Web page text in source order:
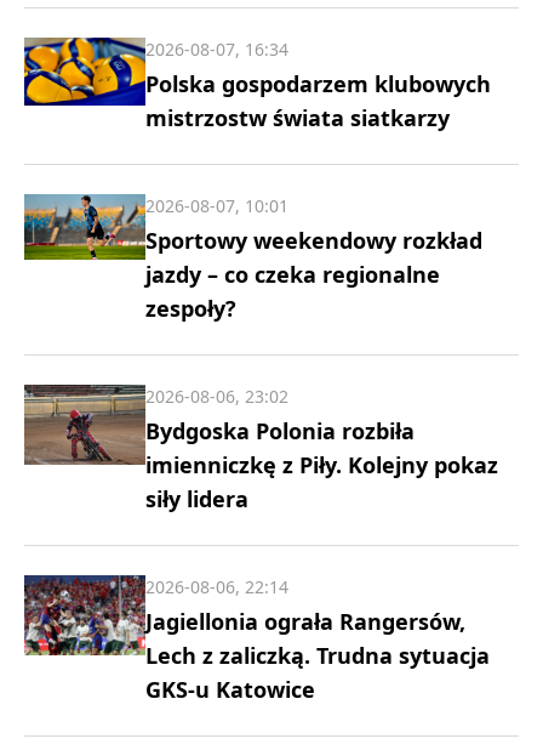
Polska gospodarzem klubowych
mistrzostw świata siatkarzy
2026-08-07, 16:34
Sportowy weekendowy rozkład
jazdy – co czeka regionalne
zespoły?
2026-08-07, 10:01
Bydgoska Polonia rozbiła
imienniczkę z Piły. Kolejny pokaz
siły lidera
2026-08-06, 23:02
Jagiellonia ograła Rangersów,
Lech z zaliczką. Trudna sytuacja
GKS-u Katowice
2026-08-06, 22:14